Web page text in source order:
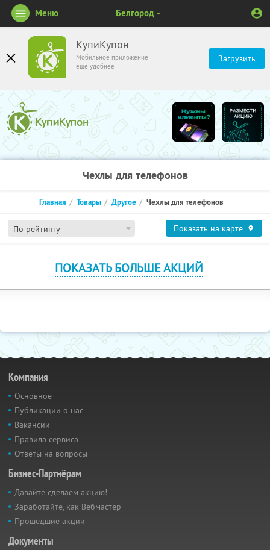
КупиКупон
Мобильное приложение
ещё удобнее
Загрузить
Меню Белгород
Чехлы для телефонов
По рейтингу
Главная Товары Другое Чехлы для телефонов
Показать на карте
ПОКАЗАТЬ БОЛЬШЕ АКЦИЙ
Компания
Основное
Публикации о нас
Вакансии
Правила сервиса
Ответы на вопросы
Бизнес-Партнёрам
Давайте сделаем акцию!
Заработайте, как Вебмастер
Прошедшие акции
Документы